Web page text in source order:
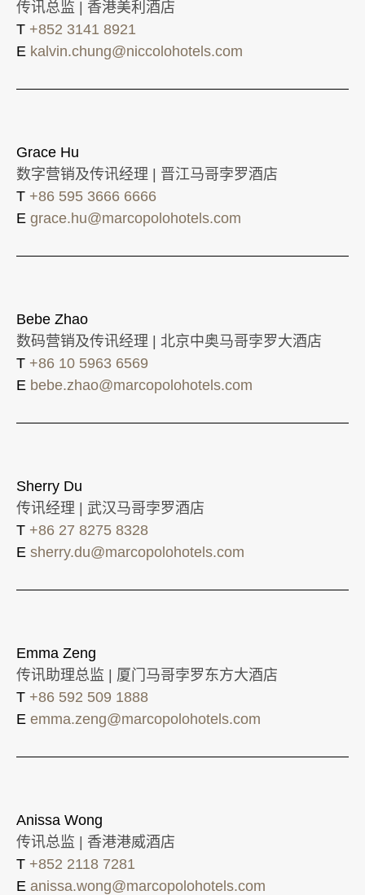
传讯总监 | 香港美利酒店
T +852 3141 8921
E kalvin.chung@niccolohotels.com
Grace Hu
数字营销及传讯经理 | 晋江马哥孛罗酒店
T +86 595 3666 6666
E grace.hu@marcopolohotels.com
Bebe Zhao
数码营销及传讯经理 | 北京中奥马哥孛罗大酒店
T +86 10 5963 6569
E bebe.zhao@marcopolohotels.com
Sherry Du
传讯经理 | 武汉马哥孛罗酒店
T +86 27 8275 8328
E sherry.du@marcopolohotels.com
Emma Zeng
传讯助理总监 | 厦门马哥孛罗东方大酒店
T +86 592 509 1888
E emma.zeng@marcopolohotels.com
Anissa Wong
传讯总监 | 香港港威酒店
T +852 2118 7281
E anissa.wong@marcopolohotels.com